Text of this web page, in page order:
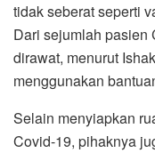
tidak seberat seperti
Dari sejumlah pasien
dirawat, menurut
menggunakan
Selain menyiapkan
Covid-19, pihaknya